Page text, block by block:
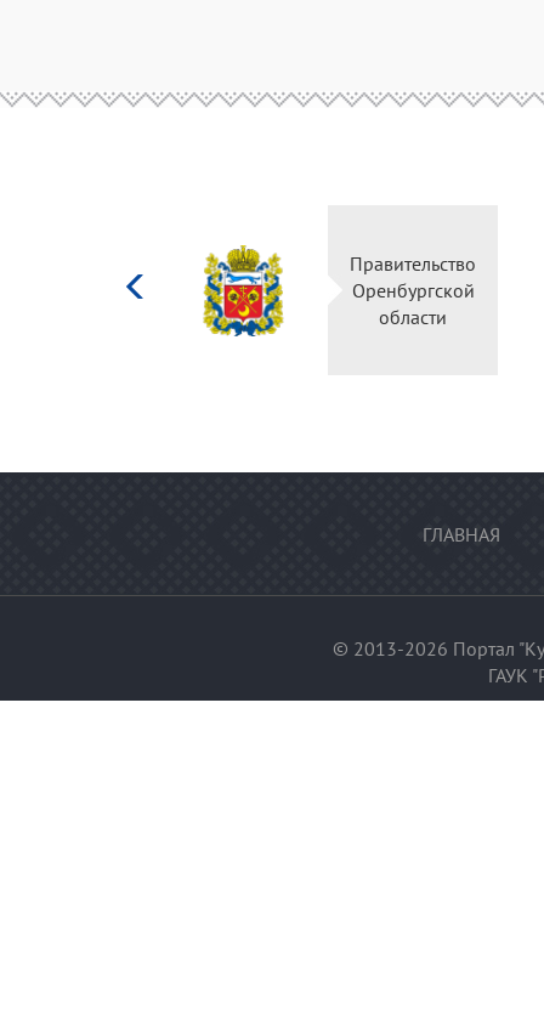
Правительство
Оренбургской
области
ГЛАВНАЯ
© 2013-2026 Портал
ГАУК